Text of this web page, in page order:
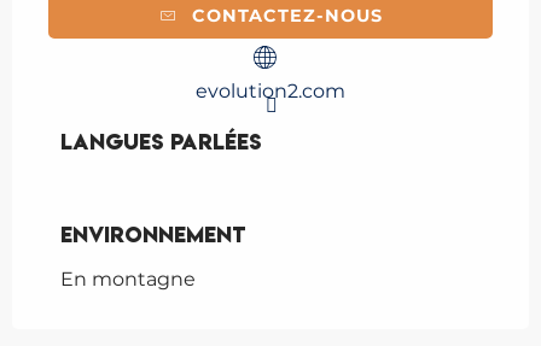
CONTACTEZ-NOUS
evolution2.com
Langues parlées
Langues parlées
Environnement
Environnement
En montagne